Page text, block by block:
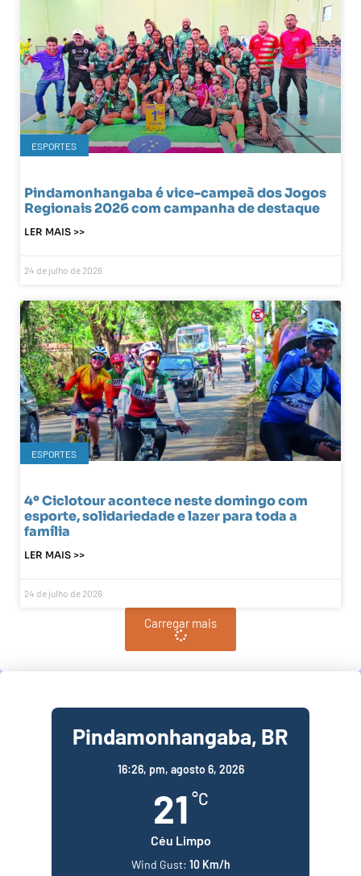
ESPORTES
Pindamonhangaba é vice-campeã dos Jogos
Regionais 2026 com campanha de destaque
LER MAIS >>
24 de julho de 2026
ESPORTES
4º Ciclotour acontece neste domingo com
esporte, solidariedade e lazer para toda a
família
LER MAIS >>
24 de julho de 2026
Carregar mais
Pindamonhangaba, BR
16:26, pm, agosto 6, 2026
21 °C
Céu Limpo
Wind Gust: 10 Km/h